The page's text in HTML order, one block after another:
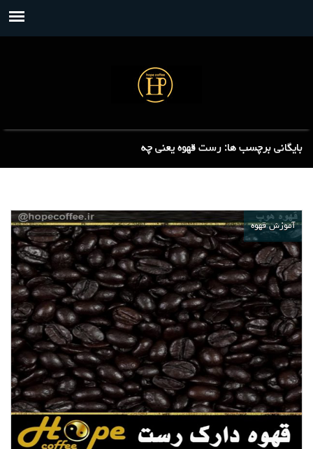
بایگانی برچسب ها: رست قهوه یعنی چه
آموزش قهوه